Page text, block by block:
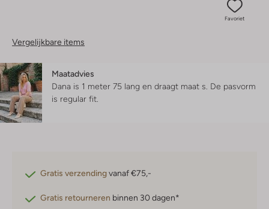
Favoriet
Vergelijkbare items
Maatadvies
Dana is 1 meter 75 lang en draagt maat s. De pasvorm
is regular fit
Gratis verzendingvanaf €75,-
Gratis retourneren binnen 30 dagen*